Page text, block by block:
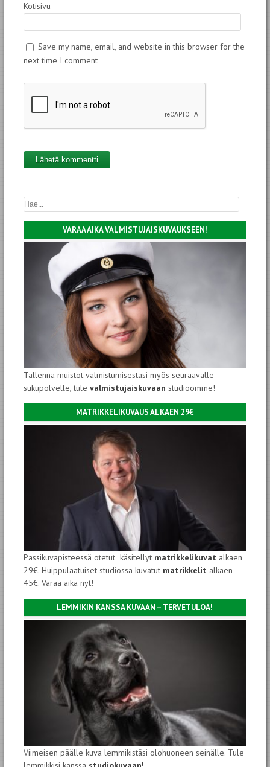
Kotisivu
Save my name, email, and website in this browser for the
next time I comment
VARAA AIKA VALMISTUJAISKUVAUKSEEN!
Tallenna muistot valmistumisestasi myös seuraavalle
sukupolvelle, tule valmistujaiskuvaan studioomme!
MATRIKKELIKUVAUS ALKAEN 29€
Passikuvapisteessä otetut käsitellyt matrikkelikuvat alkaen
29€. Huippulaatuiset studiossa kuvatut matrikkelit alkaen
45€. Varaa aika nyt!
LEMMIKIN KANSSA KUVAAN – TERVETULOA!
Viimeisen päälle kuva lemmikistäsi olohuoneen seinälle. Tule